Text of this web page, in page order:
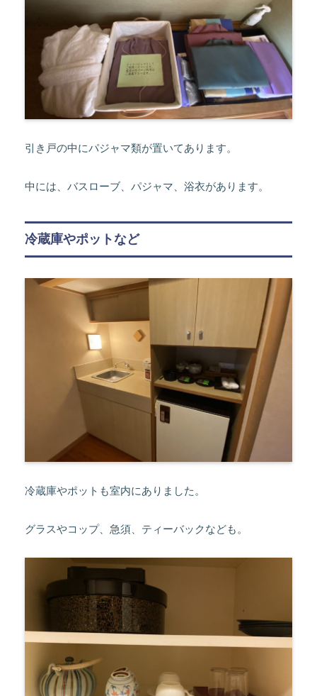
引き戸の中にパジャマ類が置いてあります。
中には、バスローブ、パジャマ、浴衣があります。
冷蔵庫やポットなど
冷蔵庫やポットも室内にありました。
グラスやコップ、急須、ティーバックなども。